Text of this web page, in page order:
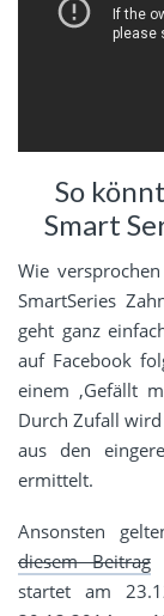
So
Smart
Wie
SmartSeries
geht ganz
auf Facebook
einem ‚Gefällt
Durch Zufall
aus den
ermittelt.
Ansonsten
diesem Beitrag
startet am